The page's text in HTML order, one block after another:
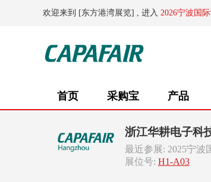
欢迎来到 [东方港湾展览] , 进入 2026宁波国
首页 采购宝 产品
浙江华耕电子科
最近参展: 2025宁波
展位号: H1-A03